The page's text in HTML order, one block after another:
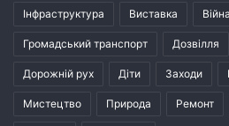
Інфраструктура Виставка Війна
Громадський транспорт Дозвілля
Дорожній рух Діти Заходи
Мистецтво Природа Ремонт